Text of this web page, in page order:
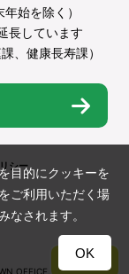
始を除く）
長しています
、健康長寿課）
シー
OFFICE.
TOP
目的にクッキーを
ご利用いただく場
なされます。
OK